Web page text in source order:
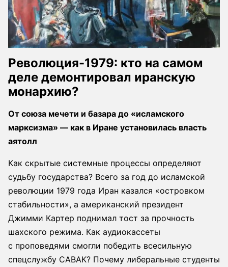
Революция-1979: кто на самом
деле демонтировал иранскую
монархию?
От союза мечети и базара до «исламского
марксизма» — как в Иране установилась власть
аятолл
Как скрытые системные процессы определяют
судьбу государства? Всего за год до исламской
революции 1979 года Иран казался «островком
стабильности», а американский президент
Джимми Картер поднимал тост за прочность
шахского режима. Как аудиокассеты
с проповедями смогли победить всесильную
спецслужбу САВАК? Почему либеральные студенты